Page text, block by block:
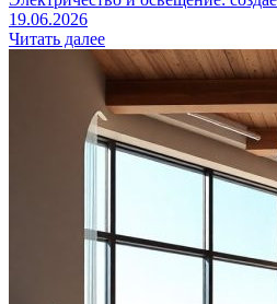
19.06.2026
Читать далее